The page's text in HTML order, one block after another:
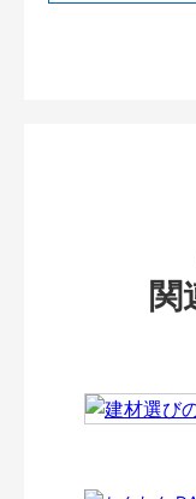
関